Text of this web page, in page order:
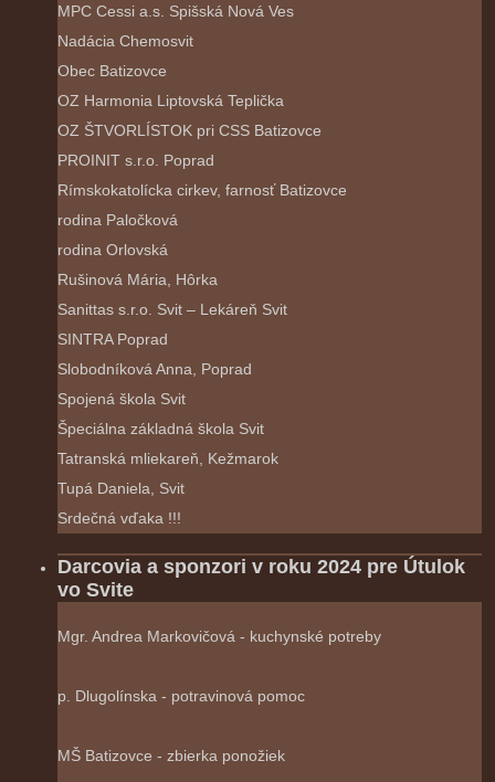
MPC Cessi a.s. Spišská Nová Ves
Nadácia Chemosvit
Obec Batizovce
OZ Harmonia Liptovská Teplička
OZ ŠTVORLÍSTOK pri CSS Batizovce
PROINIT s.r.o. Poprad
Rímskokatolícka cirkev, farnosť Batizovce
rodina Paločková
rodina Orlovská
Rušinová Mária, Hôrka
Sanittas s.r.o. Svit – Lekáreň Svit
SINTRA Poprad
Slobodníková Anna, Poprad
Spojená škola Svit
Špeciálna základná škola Svit
Tatranská mliekareň, Kežmarok
Tupá Daniela, Svit
Srdečná vďaka !!!
Darcovia a sponzori v roku 2024 pre Útulok
vo Svite
Mgr. Andrea Markovičová - kuchynské potreby
p. Dlugolínska - potravinová pomoc
MŠ Batizovce - zbierka ponožiek